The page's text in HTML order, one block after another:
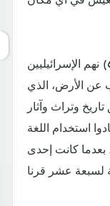
يتتبع سواريز في كتابه "دولة الإرهاب" (6) نهم الإسرائيليين
عن الأرض، الذي
وتراث وآثار
استخدام اللغة
بعدما كانت إحدى